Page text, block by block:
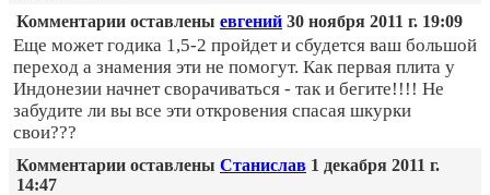
Комментарии оставлены евгений 30 ноября 2011 г. 19:09
Еще может годика 1,5-2 пройдет и сбудется ваш большой
переход а знамения эти не помогут. Как первая плита у
Индонезии начнет сворачиваться - так и бегите!!!! Не
забудите ли вы все эти откровения спасая шкурки
свои???
Комментарии оставлены Станислав 1 декабря 2011 г.
14:47